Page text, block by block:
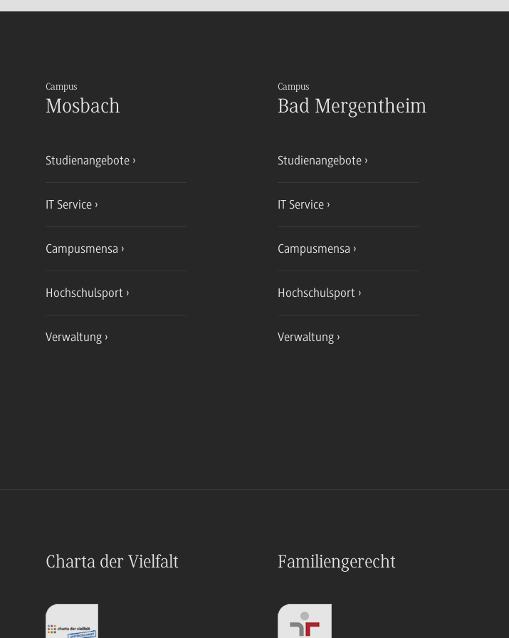
Campus
Mosbach
Studienangebote
IT Service
Campusmensa
Hochschulsport
Verwaltung
Campus
Bad Mergentheim
Studienangebote
IT Service
Campusmensa
Hochschulsport
Verwaltung
Charta der Vielfalt Familiengerecht